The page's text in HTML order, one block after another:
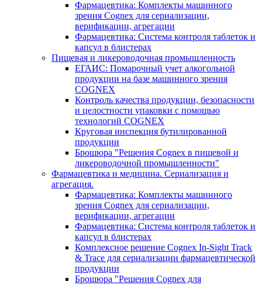
Фармацевтика: Комплекты машинного
зрения Cognex для сериализации,
верификации, агрегации
Фармацевтика: Система контроля таблеток и
капсул в блистерах
Пищевая и ликероводочная промышленность
ЕГАИС: Помарочный учет алкогольной
продукции на базе машинного зрения
COGNEX
Контроль качества продукции, безопасности
и целостности упаковки с помощью
технологий COGNEX
Круговая инспекция бутилированной
продукции
Брошюра "Решения Cognex в пищевой и
ликероводочной промышленности"
Фармацевтика и медицина. Сериализация и
агрегация.
Фармацевтика: Комплекты машинного
зрения Cognex для сериализации,
верификации, агрегации
Фармацевтика: Система контроля таблеток и
капсул в блистерах
Комплексное решение Cognex In-Sight Track
& Trace для сериализации фармацевтической
продукции
Брошюра "Решения Cognex для